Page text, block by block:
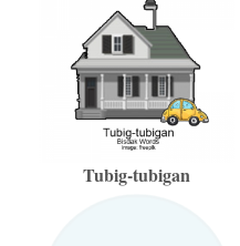
Tubig-tubigan